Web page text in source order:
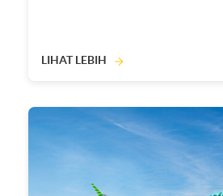
LIHAT LEBIH